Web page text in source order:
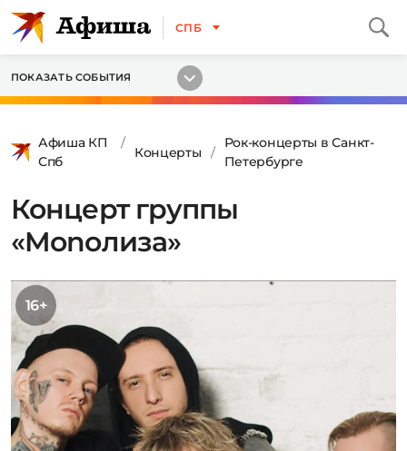
СПБ
ПОКАЗАТЬ СОБЫТИЯ
Афиша КП
Спб
Концерты
Рок-концерты в Санкт-
Петербурге
Концерт группы
«Monoлиза»
16+